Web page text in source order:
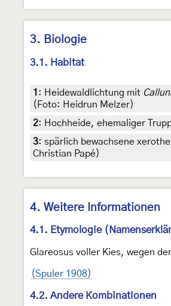
3. Biologie
3.1. Habitat
1 : Heidewaldlichtung mit
(Foto: Heidrun Melzer)
2: Hochheide, ehemaliger
3: spärlich bewachsene
Christian Papé)
4. Weitere Informationen
4.1. Etymologie
Glareosus voller Kies, wegen
(Spuler 1908)
4.2. Andere Kombinationen